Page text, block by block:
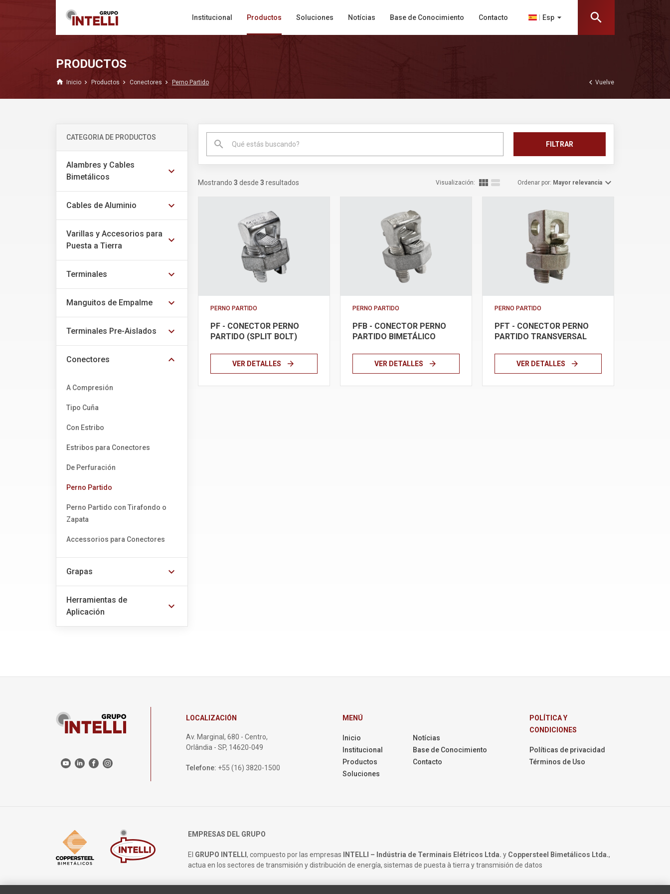
Institucional Productos Soluciones Notícias Base de Conocimiento Contacto Esp arrow_drop_down search
PRODUCTOS
home Inicio Productos Conectores Perno Partido chevron_left Vuelve
CATEGORIA DE PRODUCTOS
Alambres y Cables
Bimetálicos
expand_more
Cables de Aluminio expand_more
Varillas y Accesorios para
Puesta a Tierra
expand_more
Terminales expand_more
Manguitos de Empalme expand_more
Terminales Pre-Aislados expand_more
Conectores expand_more
A Compresión
Tipo Cuña
Con Estribo
Estribos para Conectores
De Perfuración
Perno Partido
Perno Partido con Tirafondo o
Zapata
Accessorios para Conectores
Grapas expand_more
Herramientas de
Aplicación
expand_more
search FILTRAR
Mostrando 3 desde 3 resultados Visualización: view_module view_stream Ordenar por: Mayor relevancia expand_more
PERNO PARTIDO
PF - CONECTOR PERNO
PARTIDO (SPLIT BOLT)
VER DETALLES arrow_forward
PERNO PARTIDO
PFB - CONECTOR PERNO
PARTIDO BIMETÁLICO
VER DETALLES arrow_forward
PERNO PARTIDO
PFT - CONECTOR PERNO
PARTIDO TRANSVERSAL
VER DETALLES arrow_forward
LOCALIZACIÓN
Av. Marginal, 680 - Centro,
Orlândia - SP, 14620-049
Telefone: +55 (16) 3820-1500
MENÚ
Inicio
Institucional
Productos
Soluciones
Notícias
Base de Conocimiento
Contacto
POLÍTICA Y
CONDICIONES
Políticas de privacidad
Términos de Uso
EMPRESAS DEL GRUPO
El GRUPO INTELLI , compuesto por las empresas INTELLI – Indústria de Terminais Elétricos Ltda. y Coppersteel Bimetálicos Ltda.,
actua en los sectores de transmisión y distribución de energía, sistemas de puesta à tierra y transmisión de datos